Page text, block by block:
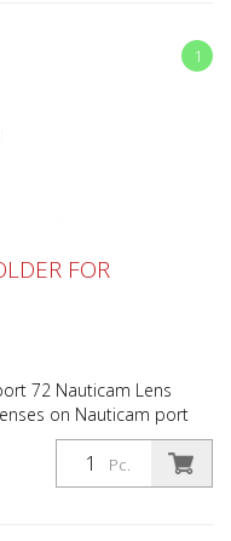
1
Pc.
FOR
72 Nauticam Lens
on Nauticam port
designed f...